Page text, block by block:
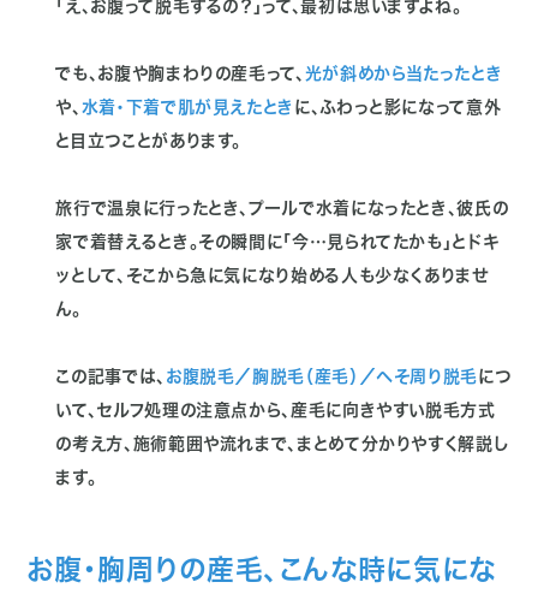
「え、お腹って脱毛するの？」って、最初は思いますよね。
でも、お腹や胸まわりの産毛って、 光が斜めから当たったとき
や、 水着・下着で肌が見えたとき に、ふわっと影になって意外
と目立つことがあります。
旅行で温泉に行ったとき、プールで水着になったとき、彼氏の
家で着替えるとき。その瞬間に「今…見られてたかも」とドキ
ッとして、そこから急に気になり始める人も少なくありませ
ん。
この記事では、 お腹脱毛／胸脱毛（産毛）／へそ周り脱毛 につ
いて、セルフ処理の注意点から、産毛に向きやすい脱毛方式
の考え方、施術範囲や流れまで、まとめて分かりやすく解説し
ます。
お腹・胸周りの産毛、こんな時に気にな